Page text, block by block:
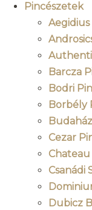
Pincészetek
Barcza
Bodri
Borbély
Cezar
Chateau
Csanádi
Dubicz